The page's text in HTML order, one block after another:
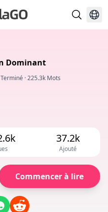
Dominant
Terminé ·225.3k Mots
37.2k
Ajouté
Commencer à lire